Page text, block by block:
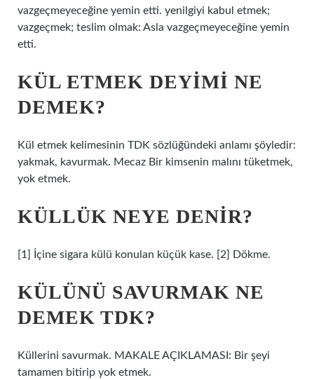
vazgeçmeyeceğine yemin etti. yenilgiyi kabul etmek;
vazgeçmek; teslim olmak: Asla vazgeçmeyeceğine yemin
etti.
KÜL ETMEK DEYIMI NE
DEMEK?
Kül etmek kelimesinin TDK sözlüğündeki anlamı şöyledir:
yakmak, kavurmak. Mecaz Bir kimsenin malını tüketmek,
yok etmek.
KÜLLÜK NEYE DENIR?
[1] İçine sigara külü konulan küçük kase. [2] Dökme.
KÜLÜNÜ SAVURMAK NE
DEMEK TDK?
Küllerini savurmak. MAKALE AÇIKLAMASI: Bir şeyi
tamamen bitirip yok etmek.